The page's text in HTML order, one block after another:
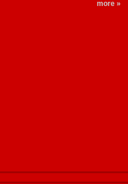
more »